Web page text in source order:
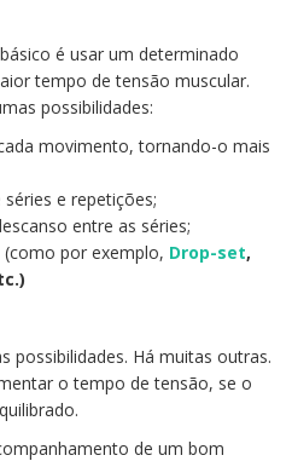
é usar um determinado
tempo de tensão muscular.
possibilidades:
movimento, tornando-o mais
e repetições;
entre as séries;
por exemplo, Drop-set,
possibilidades. Há muitas outras.
o tempo de tensão, se o
de um bom